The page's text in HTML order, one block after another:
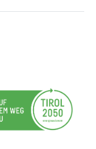
auf
Tirol auf